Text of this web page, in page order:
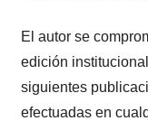
El autor se
edición
siguientes
efectuadas en